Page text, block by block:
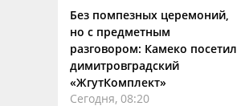
Без помпезных церемоний,
но с предметным
разговором: Камеко посетил
димитровградский
«ЖгутКомплект»
Сегодня, 08:20